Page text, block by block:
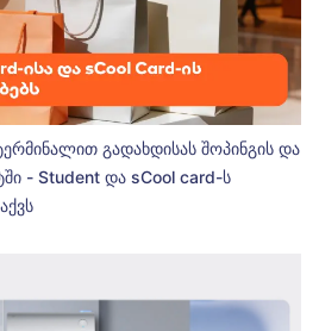
გადახდისას შოპინგის და
- Student და sCool card-ს